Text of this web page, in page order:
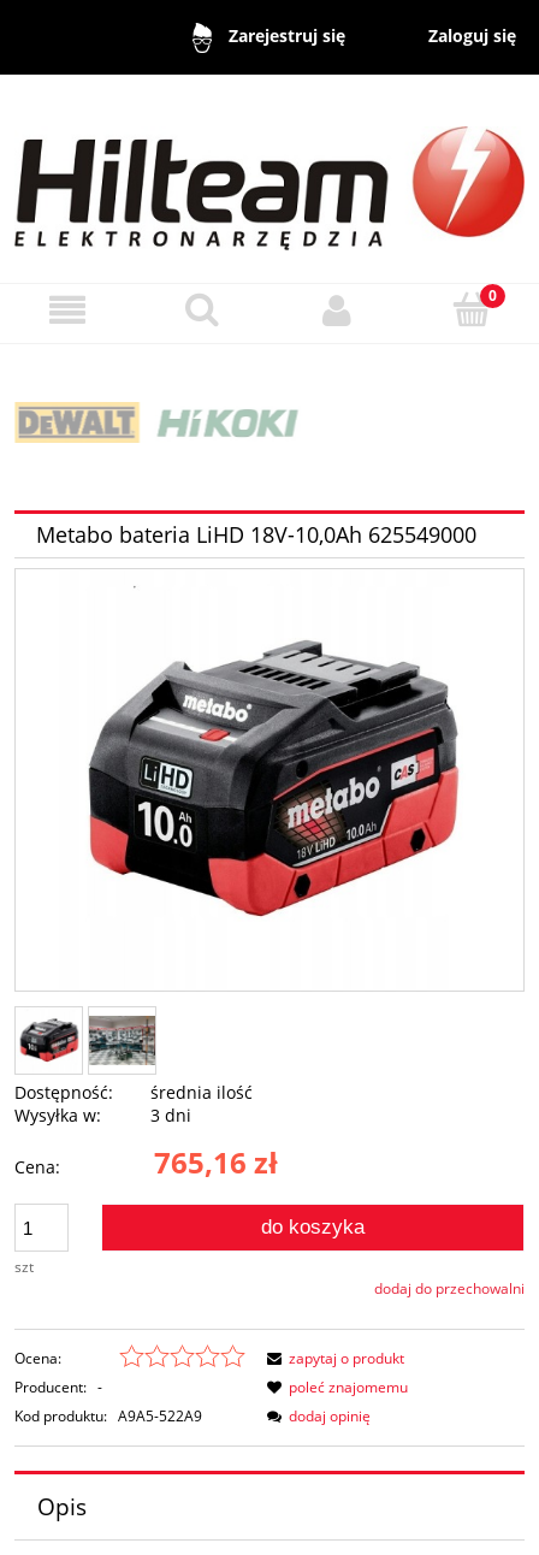
Zarejestruj się Zaloguj się
Metabo bateria LiHD 18V-10,0Ah 625549000
Dostępność:
średnia ilość
Wysyłka w:
3 dni
Cena: 765,16 zł
szt
do koszyka
dodaj do przechowalni
Ocena:
Producent: -
Kod produktu: A9A5-522A9
zapytaj o produkt
poleć znajomemu
dodaj opinię
Opis